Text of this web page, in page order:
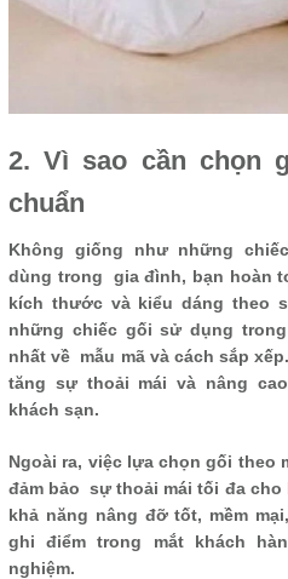
2. Vì sao cần chọn
chuẩn
Không giống như những
dùng trong gia đình, bạn hoàn
kích thước và kiểu dáng theo
những chiếc gối sử dụng
nhất về mẫu mã và cách sắp
tăng sự thoải mái và nâng
khách sạn.
Ngoài ra, việc lựa chọn gối theo
đảm bảo sự thoải mái tối đa cho
khả năng nâng đỡ tốt, mềm
ghi điểm trong mắt khách
nghiệm.